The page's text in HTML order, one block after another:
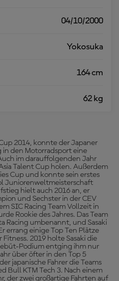
04/10/2000
Yokosuka
164 cm
62 kg
2014, konnte der Japaner
in den Motorradsport eine
im darauffolgenden Jahr
Talent Cup holen. Außerdem
Cup und konnte sein erstes
Juniorenweltmeisterschaft
hielt auch 2016 an, er
und Sechster in der CEV
SIC Racing Team Vollzeit in
Rookie des Jahres. Das Team
Racing umbenannt, und Sasaki
errang einige Top Ten Plätze
2019 holte Sasaki die
Podium entging ihm nur
über öfter in den Top 5
japanische Fahrer die Teams
Bull KTM Tech 3. Nach einem
der zwei großartige Fahrten auf